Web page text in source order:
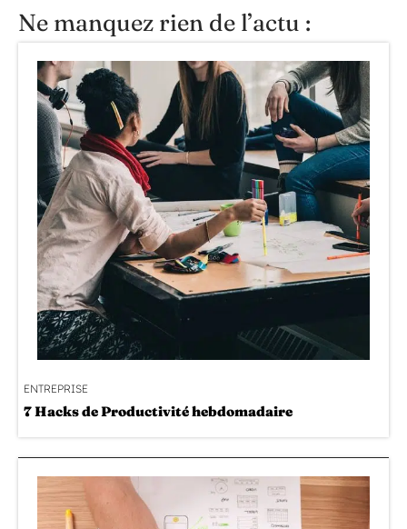
Ne manquez rien de l’actu :
ENTREPRISE
7 Hacks de Productivité hebdomadaire